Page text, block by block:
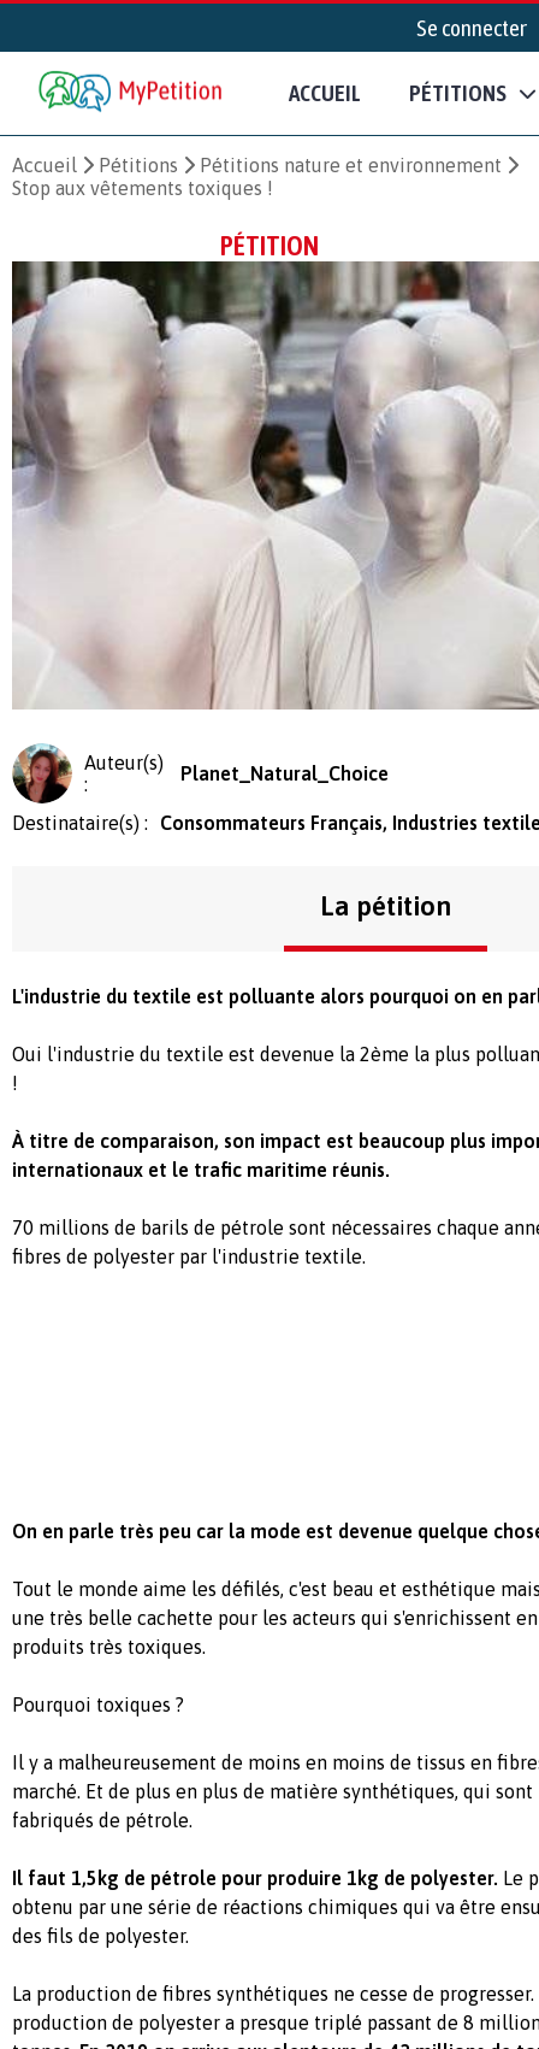
Se connecter
ACCUEIL PÉTITIONS
Accueil Pétitions
Pétitions nature et environnement
Stop aux vêtements toxiques !
PÉTITION
Auteur(s)
:
Planet_Natural_Choice
Destinataire(s) : Consommateurs Français, Industries
La pétition
L'industrie du textile est polluante alors pourquoi on en
Oui l'industrie du textile est devenue la 2ème la plus
!
À titre de comparaison, son impact est beaucoup plus
internationaux et le trafic maritime réunis.
70 millions de barils de pétrole sont nécessaires chaque
fibres de polyester par l'industrie textile.
On en parle très peu car la mode est devenue quelque
Tout le monde aime les défilés, c'est beau et esthétique
une très belle cachette pour les acteurs qui s'enrichissent
produits très toxiques.
Pourquoi toxiques ?
Il y a malheureusement de moins en moins de tissus en
marché. Et de plus en plus de matière synthétiques, qui
fabriqués de pétrole.
Il faut 1,5kg de pétrole pour produire 1kg de polyester. Le
obtenu par une série de réactions chimiques qui va être
des fils de polyester.
La production de fibres synthétiques ne cesse de
production de polyester a presque triplé passant de 8